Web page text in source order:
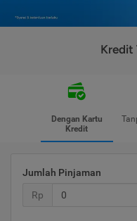
Kredit
Dengan Kartu
Kredit
Jumlah Pinjaman
Rp